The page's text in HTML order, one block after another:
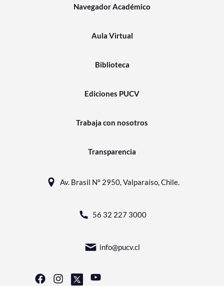
Navegador Académico
Aula Virtual
Biblioteca
Ediciones PUCV
Trabaja con nosotros
Transparencia
Av. Brasil N° 2950, Valparaíso, Chile.
56 32 227 3000
info@pucv.cl